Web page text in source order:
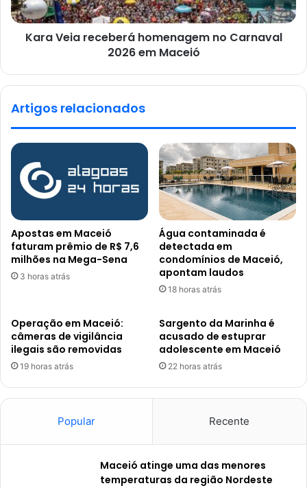
Kara Veia receberá homenagem no Carnaval
2026 em Maceió
Artigos relacionados
Apostas em Maceió
faturam prêmio de R$ 7,6
milhões na Mega-Sena
3 horas atrás
Água contaminada é
detectada em
condomínios de Maceió,
apontam laudos
18 horas atrás
Operação em Maceió:
câmeras de vigilância
ilegais são removidas
19 horas atrás
Sargento da Marinha é
acusado de estuprar
adolescente em Maceió
22 horas atrás
Popular Recente
Maceió atinge uma das menores
temperaturas da região Nordeste